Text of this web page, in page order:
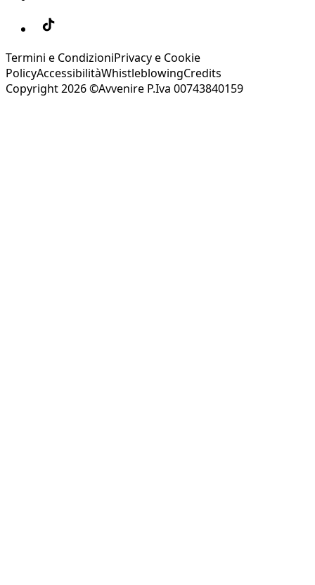
Termini e CondizioniPrivacy e Cookie
PolicyAccessibilitàWhistleblowingCredits
Copyright 2026 ©Avvenire P.Iva 00743840159